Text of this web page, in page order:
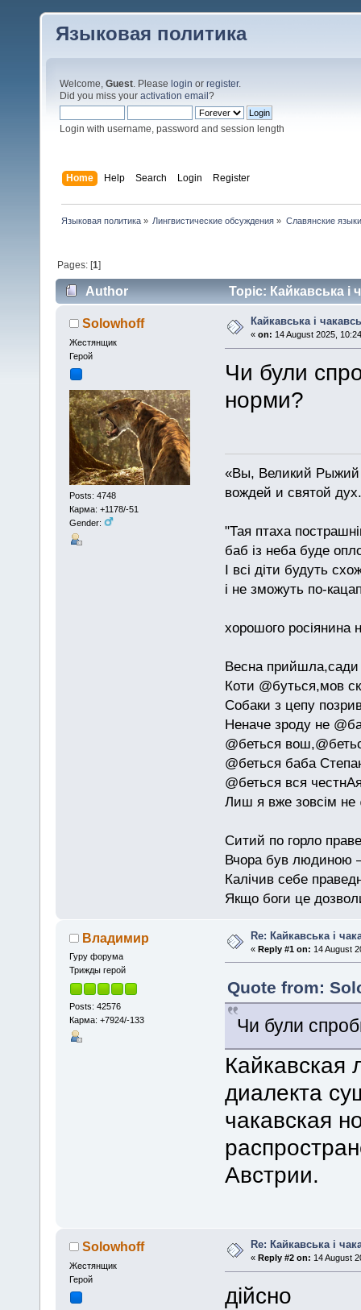
Языковая политика
Welcome, Guest. Please login or register.
Did you miss your activation email ?
Login with username, password and session length
Home Help Search Login Register
Языковая политика» Лингвистические обсуждения » Славянские языки
Pages: [1]
Author Topic: Кайкавська і
Solowhoff
Жестянщик
Герой
Posts: 4748
Карма: +1178/-51
Gender:
Кайкавська і
«on: 14 August 2025,
Чи були
норми?
«Вы, Великий Рыжий
вождей и святой
"Тая птаха
баб із неба буде
І всі діти будуть
і не зможуть по-
хорошого росіянина
Весна прийшла,сади
Коти @буться,мов
Собаки з цепу
Неначе зроду не
@беться
@беться баба
@беться вся
Лиш я вже зовсім не
Ситий по горло
Вчора був людиною —
Калічив себе
Якщо боги це
Владимир
Гуру форума
Трижды герой
Posts: 42576
Карма: +7924/-133
Re: Кайкавська і
«Reply #1 on: 14 August
Quote from:
Чи були
Кайкавская
диалекта
чакавская
Австрии.
Solowhoff
Жестянщик
Герой
Re: Кайкавська і
«Reply #2 on: 14 August
дійсно